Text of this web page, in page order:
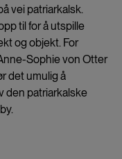
vei patriarkalsk.
til for å utspille
og objekt. For
Sophie von Otter
det umulig å
den patriarkalske